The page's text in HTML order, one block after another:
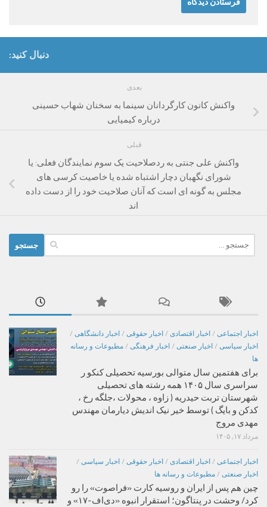
دنبال کنید:
بعدی
واکنش کانون کارگردانان سینما به سخنان شهاب حسینی
درباره کیمیایی
قبلی
واکنش علی جنتی به ردصلاحیت یک سوم نمایندگان فعلی: یا
شورای نگهبان دچار اشتباه شده یا خاصیت کرسی های
مجلس به گونه ای است که آنان صلاحیت خود را از دست داده
اند
برای:
اخبار اجتماعی / اخبار اقتصادی / اخبار حقوقی / اخبار دانشگاهی /
اخبار سیاسی / اخبار صنعتی / اخبار فرهنگی / مطبوعات و رسانه
ها
برای هفتمین سال متوالی بورسیه تحصیلی کنکو ر
سراسری سال ۱۴۰۵ همه رشته های تحصیلی
شهرستان تربت حیدریه ( زاوه ، محولات ،جلگه رخ ،
کدکن و بایگ ) توسط خیر نیک اندیش دیارمان مهندس
مهدی مروج
مرداد ۱۷, ۱۴۰۵
اخبار اجتماعی / اخبار اقتصادی / اخبار حقوقی / اخبار سیاسی /
اخبار صنعتی / مطبوعات و رسانه ها
چین هم پس از ایران و روسیه کارت «فراصوت» را رو
کرد/ وحشت در پنتاگون؛ استقرار انبوه «دی‌اف‑۱۷» و